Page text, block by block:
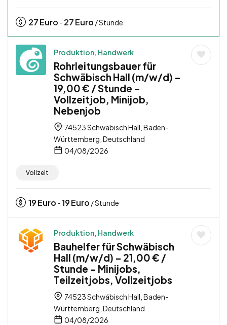
27Euro - 27Euro / Stunde
Produktion, Handwerk
Rohrleitungsbauer für
Schwäbisch Hall (m/w/d) –
19,00 € / Stunde –
Vollzeitjob, Minijob,
Nebenjob
74523 Schwäbisch Hall, Baden-
Württemberg, Deutschland
04/08/2026
Vollzeit
19Euro -19Euro / Stunde
Produktion, Handwerk
Bauhelfer für Schwäbisch
Hall (m/w/d) – 21,00 € /
Stunde – Minijobs,
Teilzeitjobs, Vollzeitjobs
74523 Schwäbisch Hall, Baden-
Württemberg, Deutschland
04/08/2026